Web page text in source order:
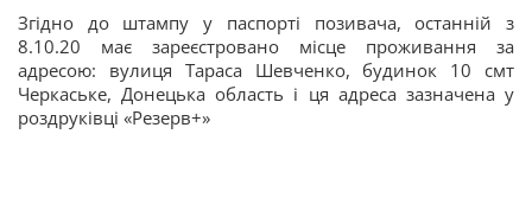
Згідно до штампу у паспорті позивача, останній з
8.10.20 має зареєстровано місце проживання за
адресою: вулиця Тараса Шевченко, будинок 10 смт
Черкаське, Донецька область і ця адреса зазначена у
роздруківці «Резерв+»